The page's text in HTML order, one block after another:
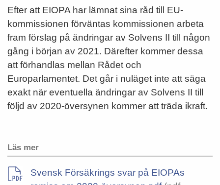
Efter att EIOPA har lämnat sina råd till EU-
kommissionen förväntas kommissionen arbeta
fram förslag på ändringar av Solvens II till någon
gång i början av 2021. Därefter kommer dessa
att förhandlas mellan Rådet och
Europarlamentet. Det går i nuläget inte att säga
exakt när eventuella ändringar av Solvens II till
följd av 2020-översynen kommer att träda ikraft.
Läs mer
Svensk Försäkrings svar på EIOPAs